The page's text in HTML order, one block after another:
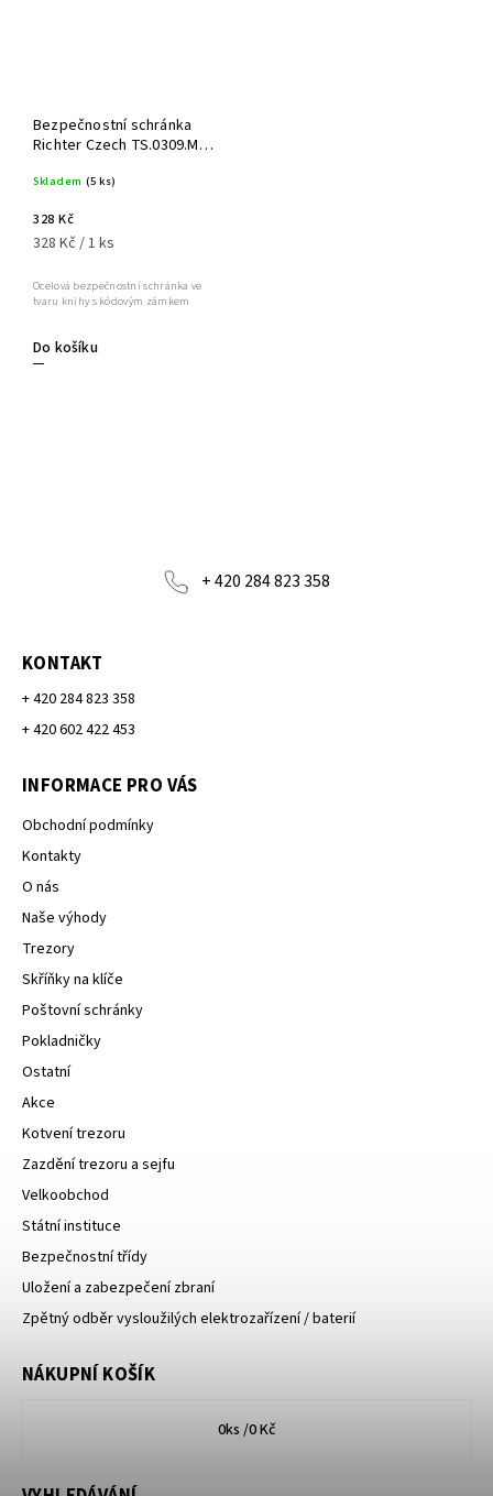
Bezpečnostní schránka
Richter Czech TS.0309.M
Skladem (5 ks)
328 Kč
328 Kč / 1 ks
Do košíku
Ocelová bezpečnostní schránka ve
tvaru knihy s kódovým zámkem
+ 420 284 823 358
KONTAKT
+ 420 284 823 358
+ 420 602 422 453
INFORMACE PRO VÁS
Obchodní podmínky
Kontakty
O nás
Naše výhody
Trezory
Skříňky na klíče
Poštovní schránky
Pokladničky
Ostatní
Akce
Kotvení trezoru
Zazdění trezoru a sejfu
Velkoobchod
Státní instituce
Bezpečnostní třídy
Uložení a zabezpečení zbraní
Zpětný odběr vysloužilých elektrozařízení / baterií
NÁKUPNÍ KOŠÍK
0ks /0 Kč